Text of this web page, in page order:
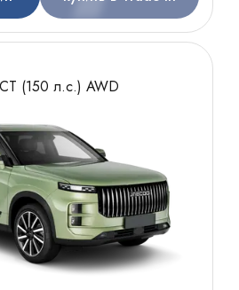
(150 л.с.) AWD